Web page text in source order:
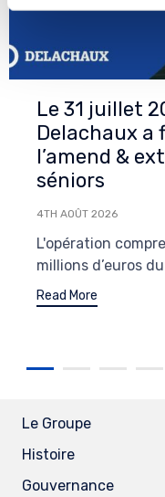
Le 31 juillet
Delachaux a
l’amend &
séniors
4TH AOÛT 2026
L'opération
millions d’euros
Read More
Le Groupe
Histoire
Gouvernance